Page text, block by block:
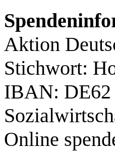
Aktion
Stichwort:
IBAN: DE62
Online